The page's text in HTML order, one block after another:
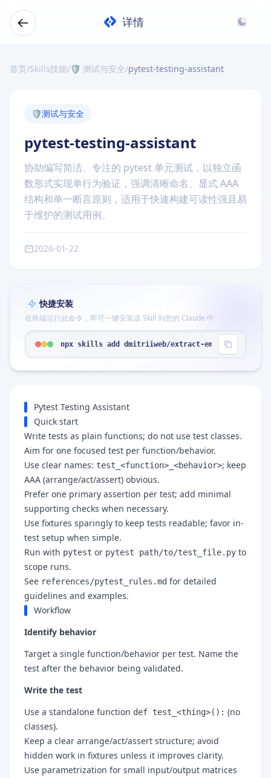
详情
首页/Skills技能/🛡️ 测试与安全/pytest-testing-assistant
🛡️测试与安全
pytest-testing-assistant
协助编写简洁、专注的 pytest 单元测试，以独立函
数形式实现单行为验证，强调清晰命名、显式 AAA
结构和单一断言原则，适用于快速构建可读性强且易
于维护的测试用例。
2026-01-22
快捷安装
在终端运行此命令，即可一键安装该 Skill 到您的 Claude 中
npx skills add dmitriiweb/extract-emails --skill
Pytest Testing Assistant
Quick start
Write tests as plain functions; do not use test classes.
Aim for one focused test per function/behavior.
Use clear names: test_<function>_<behavior>; keep
AAA (arrange/act/assert) obvious.
Prefer one primary assertion per test; add minimal
supporting checks when necessary.
Use fixtures sparingly to keep tests readable; favor in-
test setup when simple.
Run with pytest or pytest path/to/test_file.py to
scope runs.
See references/pytest_rules.md for detailed
guidelines and examples.
Workflow
Identify behavior
Target a single function/behavior per test. Name the
test after the behavior being validated.
Write the test
Use a standalone function def test_<thing>(): (no
classes).
Keep a clear arrange/act/assert structure; avoid
hidden work in fixtures unless it improves clarity.
Use parametrization for small input/output matrices